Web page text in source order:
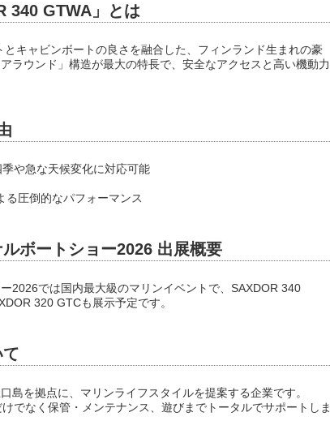
340 GTWA」とは
キャビンボートの良さを融合した、フィンランド生まれの豪
ラウンド」構造が最大の特長で、安全なアクセスと高い機動力
や急な天候変化に対応可能
圧倒的なパフォーマンス
ボートショー2026 出展概要
2026では国内最大級のマリンイベントで、SAXDOR 340
320 GTCも展示予定です。
島を拠点に、マリンライフスタイルを提案する企業です。
でなく保管・メンテナンス、遊びまでトータルでサポートしま